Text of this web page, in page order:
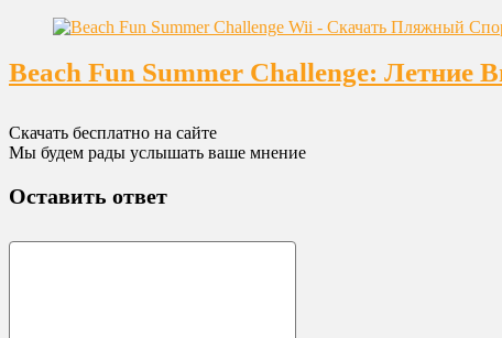
Beach Fun Summer Challenge: Летние
Скачать бесплатно на сайте
Мы будем рады услышать ваше мнение
Оставить ответ